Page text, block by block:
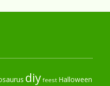
diy feest Halloween